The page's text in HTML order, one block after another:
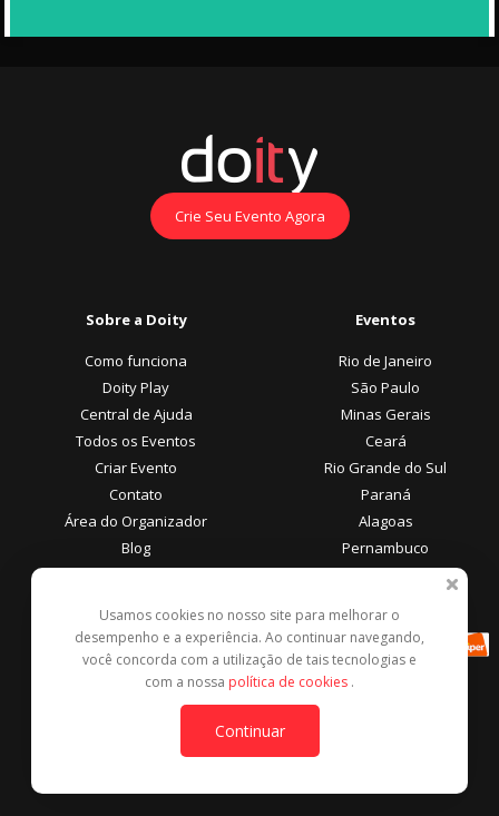
Crie Seu Evento Agora
Sobre a Doity
Como funciona
Doity Play
Central de Ajuda
Todos os Eventos
Criar Evento
Contato
Área do Organizador
Blog
Eventos
Rio de Janeiro
São Paulo
Minas Gerais
Ceará
Rio Grande do Sul
Paraná
Alagoas
Pernambuco
Área do Participante
Central de Ajuda
Denunciar este evento
Formas de Pagamento
Usamos cookies no nosso site para melhorar o
desempenho e a experiência. Ao continuar navegando,
você concorda com a utilização de tais tecnologias e
com a nossa política de cookies .
Continuar